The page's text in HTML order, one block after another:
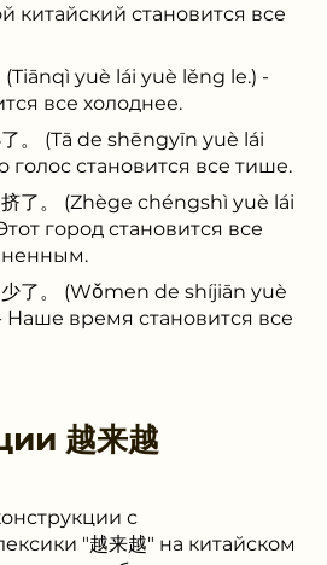
китайский становится все
(Tiānqì yuè lái yuè lěng le.) -
все холоднее.
了。 (Tā de shēngyīn yuè lái
голос становится все тише.
挤了。 (Zhège chéngshì yuè lái
город становится все
少了。 (Wǒmen de shíjiān yuè
Наше время становится все
越来越
с
"越来越" на китайском